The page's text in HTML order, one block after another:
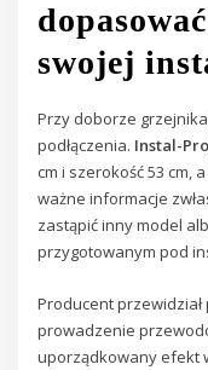
swojej
Przy doborze
podłączenia. Instal-
cm i szerokość 53 cm,
ważne informacje
zastąpić inny model
przygotowanym pod
Producent przewidział
prowadzenie
uporządkowany efekt